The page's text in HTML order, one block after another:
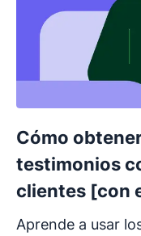
Cómo
testimonios
clientes [con
Aprende a usar